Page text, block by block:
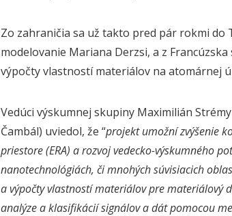
Zo zahraničia sa už takto pred pár rokmi
modelovanie Mariana Derzsi, a z
výpočty vlastností materiálov na atomárnej
Vedúci výskumnej skupiny Maximilián
Čambál) uviedol, že “projekt umožní zvýšenie
priestore (ERA) a rozvoj vedecko-výskumného
nanotechnológiách, či mnohých súvisiacich
a výpočty vlastností materiálov pre
analýze a klasifikácií signálov a dát pomocou